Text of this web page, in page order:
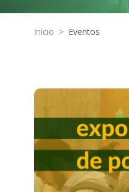
Inicio > Eventos